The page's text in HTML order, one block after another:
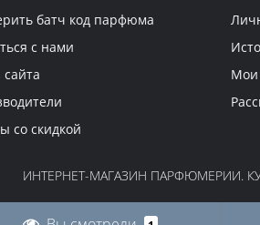
батч код парфюма
с нами
сайта
со скидкой
Мои
ИНТЕРНЕТ-МАГАЗИН ПАРФЮМЕРИИ.